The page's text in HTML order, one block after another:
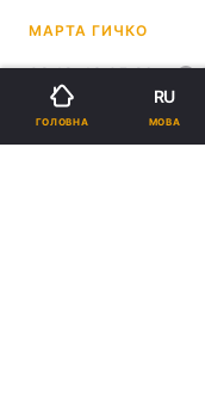
МАРТА ГИЧКО
08:18, 13.05.26
ГОЛОВНА
RU
МОВА